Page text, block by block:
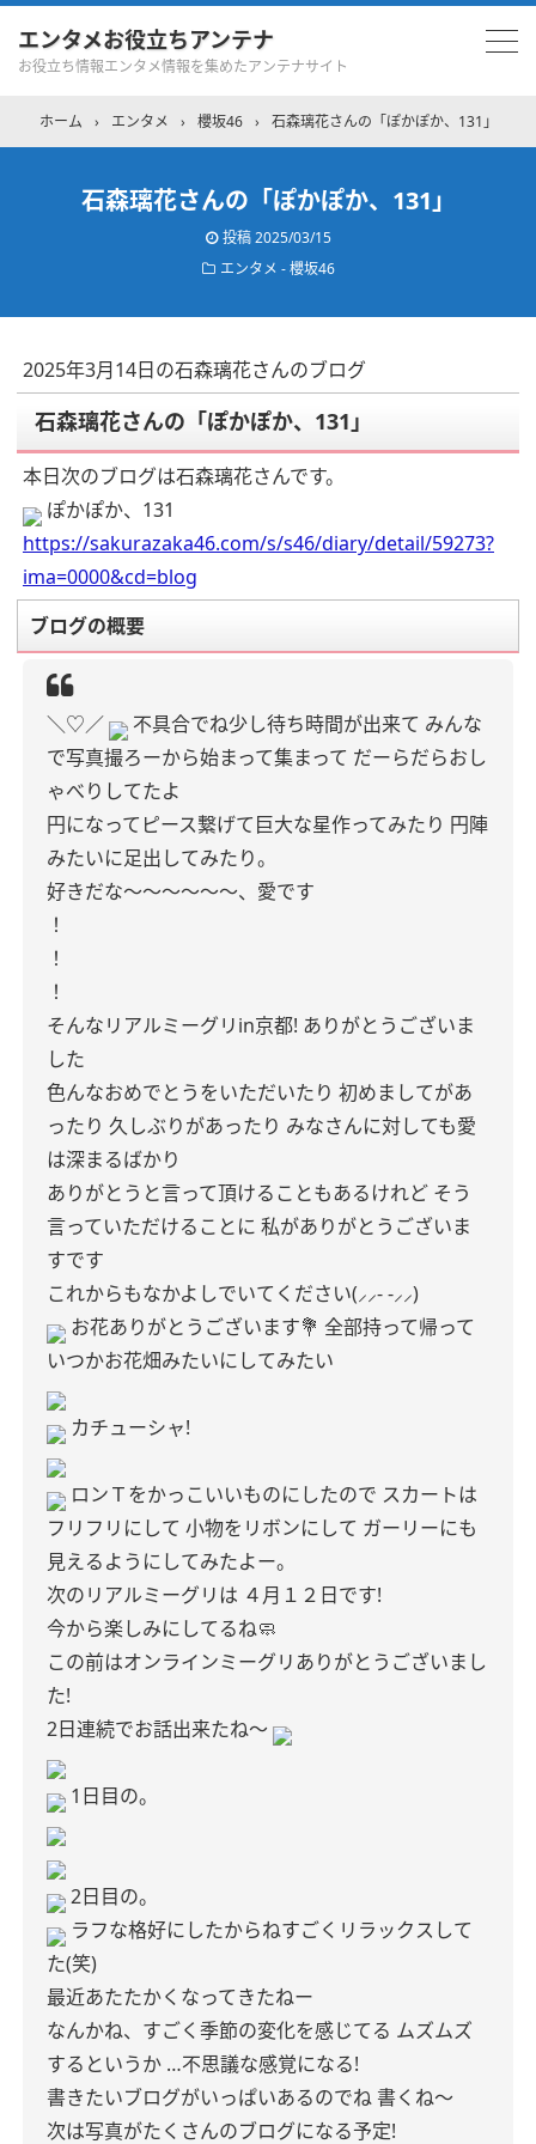
エンタメお役立ちアンテナ
お役立ち情報エンタメ情報を集めたアンテナサイト
ホーム › エンタメ › 櫻坂46 › 石森璃花さんの「ぽかぽか、131」
石森璃花さんの「ぽかぽか、131」
投稿2025/03/15
エンタメ - 櫻坂46
2025年3月14日の石森璃花さんのブログ
石森璃花さんの「ぽかぽか、131」
本日次のブログは石森璃花さんです。
ぽかぽか、131
https://sakurazaka46.com/s/s46/diary/detail/59273?
ima=0000&cd=blog
ブログの概要
＼♡／ 不具合でね少し待ち時間が出来て みんな
で写真撮ろーから始まって集まって だーらだらおし
ゃべりしてたよ
円になってピース繋げて巨大な星作ってみたり 円陣
みたいに足出してみたり。
好きだな〜〜〜〜〜〜、愛です
！
！
！
そんなリアルミーグリin京都! ありがとうございま
した
色んなおめでとうをいただいたり 初めましてがあ
ったり 久しぶりがあったり みなさんに対しても愛
は深まるばかり
ありがとうと言って頂けることもあるけれど そう
言っていただけることに 私がありがとうございま
すです
これからもなかよしでいてください(⸝⸝- -⸝⸝)
お花ありがとうございます💐 全部持って帰って
いつかお花畑みたいにしてみたい
カチューシャ!
ロンＴをかっこいいものにしたので スカートは
フリフリにして 小物をリボンにして ガーリーにも
見えるようにしてみたよー。
次のリアルミーグリは ４月１２日です!
今から楽しみにしてるね🧼
この前はオンラインミーグリありがとうございまし
た!
2日連続でお話出来たね〜
1日目の。
2日目の。
ラフな格好にしたからねすごくリラックスして
た(笑)
最近あたたかくなってきたねー
なんかね、すごく季節の変化を感じてる ムズムズ
するというか …不思議な感覚になる!
書きたいブログがいっぱいあるのでね 書くね〜
次は写真がたくさんのブログになる予定!